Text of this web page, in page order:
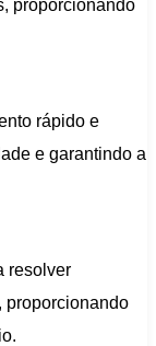
proporcionando
rápido e
e garantindo a
resolver
proporcionando